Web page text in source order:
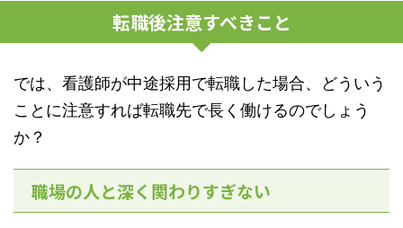
転職後注意すべきこと
では、看護師が中途採用で転職した場合、どういう
ことに注意すれば転職先で長く働けるのでしょう
か？
職場の人と深く関わりすぎない